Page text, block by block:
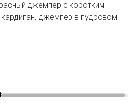
джемпер с коротким
, джемпер в пудровом